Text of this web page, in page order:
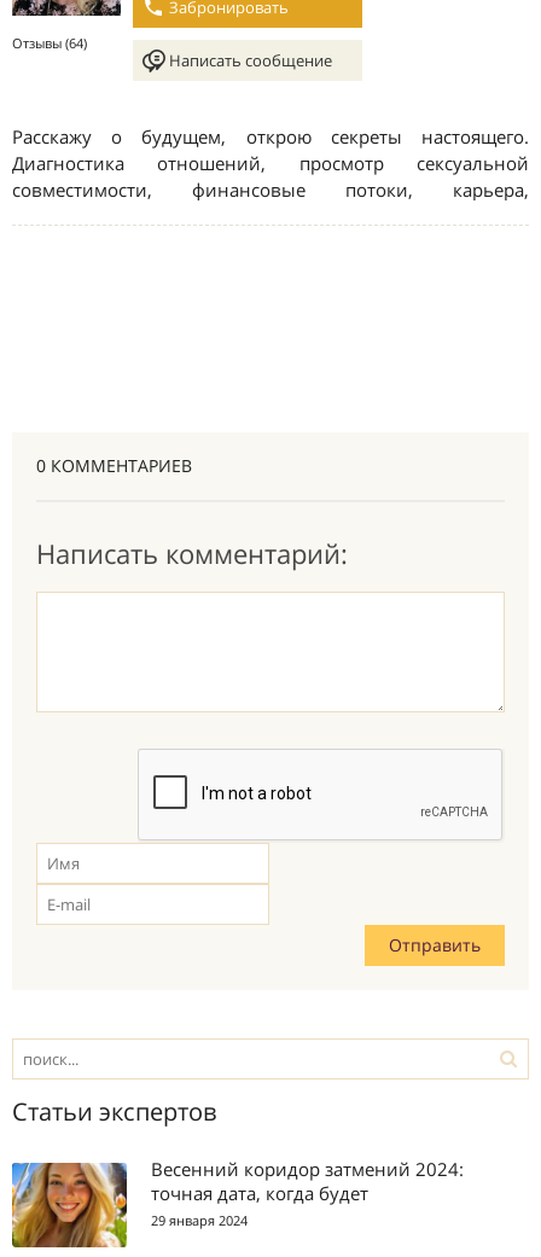
0 КОММЕНТАРИЕВ
Написать комментарий:
Статьи экспертов
Весенний коридор затмений 2024:
точная дата, когда будет
29 января 2024